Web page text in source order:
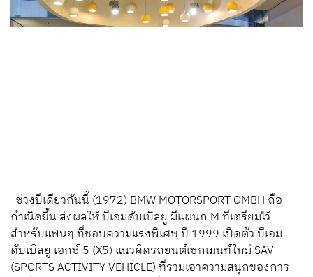
ช่วงปีเดียวกันนี้ (1972) BMW MOTORSPORT GMBH ถือ
กำเนิดขึ้น ส่งผลให้ บีเอมดับเบิลยู มีแผนก M ที่เตรียมไว้
สำหรับแฟนๆ ที่ชอบความแรงพิเศษ ปี 1999 เปิดตัว บีเอม
ดับเบิลยู เอกซ์ 5 (X5) แนวคิดรถยนต์เซกเมนท์ใหม่ SAV
(SPORTS ACTIVITY VEHICLE) ที่รวมเอาความสนุกของการ